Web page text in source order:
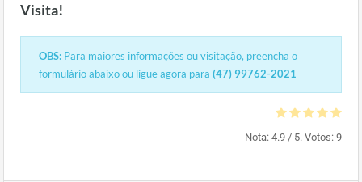
Visita!
OBS: Para maiores informações ou visitação, preencha o
formulário abaixo ou ligue agora para (47) 99762-2021
Nota: 4.9 / 5. Votos: 9